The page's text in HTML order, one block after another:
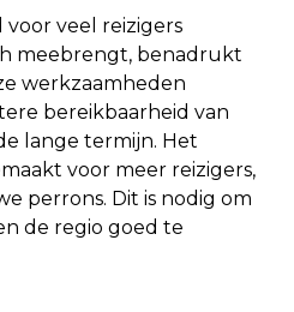
veel reizigers
meebrengt, benadrukt
werkzaamheden
bereikbaarheid van
lange termijn. Het
voor meer reizigers,
perrons. Dit is nodig om
de regio goed te